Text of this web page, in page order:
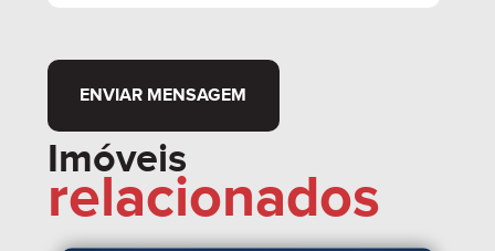
ENVIAR MENSAGEM
Imóveis
relacionados